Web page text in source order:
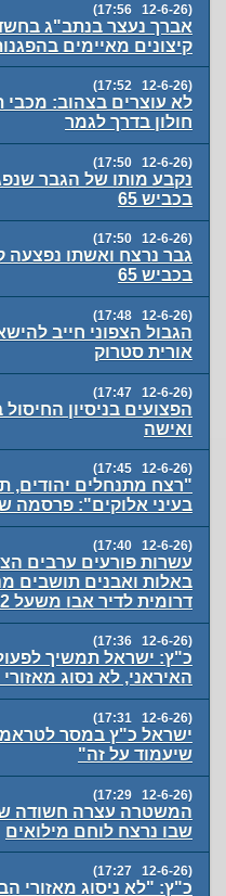
(12-6-26 17:56)
אברך נעצר בנתב"ג
קיצונים מאיימים
(12-6-26 17:52)
לא עוצרים בצהוב:
חולון בדרך לגמר
(12-6-26 17:50)
נקבע מותו של הגבר
בכביש 65
(12-6-26 17:50)
גבר נרצח ואשתו נפצעה
בכביש 65
(12-6-26 17:48)
הגבול הצפוני חייב
אורית סטרוק
(12-6-26 17:47)
ואישה
(12-6-26 17:45)
"רצח מתנחלים יהודים,
בעיני אלוקים": פרסמה
(12-6-26 17:40)
עשרות פורעים ערבים
באלות ואבנים תושבים
דרומית לדיר אבו משעל 2 תושבים נפצעו קל
(12-6-26 17:36)
כ"ץ: ישראל תמשיך
האיראני, לא נסוג מאזורי
(12-6-26 17:31)
ישראל כ"ץ במסר
שיעמוד על זה"
(12-6-26 17:29)
המשטרה עצרה חשודה
שבו נרצח לוחם מילואים
(12-6-26 17:27)
כ"ץ: "לא ניסוג מאזורי